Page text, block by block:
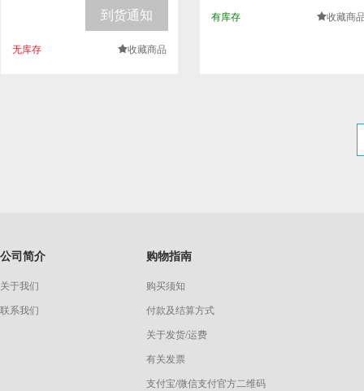
到货通知
无库存 .收藏商品
有库存 .收藏商
公司简介
关于我们
联系我们
购物指南
购买须知
付款及结算方式
关于发货/运费
有关发票
支付宝/微信支付官方二维码